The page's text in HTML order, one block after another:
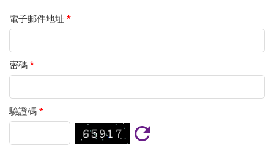
電子郵件地址 *
密碼 *
驗證碼 *